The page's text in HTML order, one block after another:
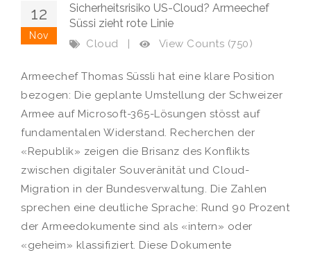
12
Nov
Sicherheitsrisiko US-Cloud? Armeechef
Süssi zieht rote Linie
Cloud | View Counts (750)
Armeechef Thomas Süssli hat eine klare Position
bezogen: Die geplante Umstellung der Schweizer
Armee auf Microsoft-365-Lösungen stösst auf
fundamentalen Widerstand. Recherchen der
«Republik» zeigen die Brisanz des Konflikts
zwischen digitaler Souveränität und Cloud-
Migration in der Bundesverwaltung. Die Zahlen
sprechen eine deutliche Sprache: Rund 90 Prozent
der Armeedokumente sind als «intern» oder
«geheim» klassifiziert. Diese Dokumente